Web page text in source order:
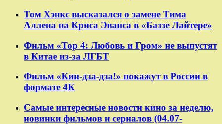
Том Хэнкс высказался о замене Тима
Аллена на Криса Эванса в «Баззе Лайтере»
Фильм «Тор 4: Любовь и Гром» не выпустят
в Китае из-за ЛГБТ
Фильм «Кин-дза-дза!» покажут в России в
формате 4К
Самые интересные новости кино за неделю,
новинки фильмов и сериалов (04.07-